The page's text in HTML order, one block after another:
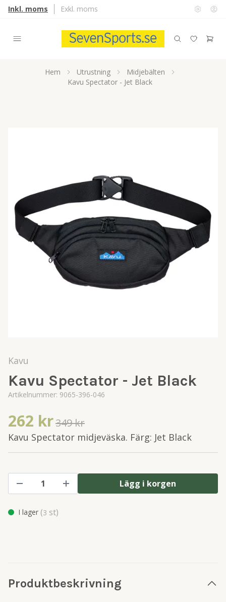
Inkl. moms Exkl. moms
Hem Utrustning
Midjebälten
Kavu Spectator - Jet Black
Kavu
Kavu Spectator - Jet Black
Artikelnummer: 9065-396-046
262 kr349 kr
Kavu Spectator midjeväska. Färg: Jet Black
Lägg i korgen
I lager (3 st)
Produktbeskrivning